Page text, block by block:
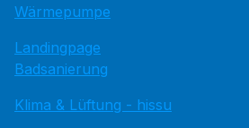
Wärmepumpe
Landingpage
Badsanierung
Klima & Lüftung - hissu